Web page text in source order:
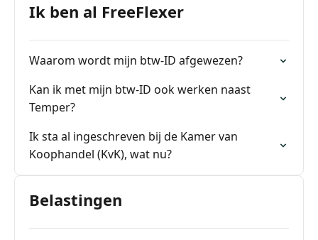
Ik ben al FreeFlexer
Waarom wordt mijn btw-ID afgewezen?
Kan ik met mijn btw-ID ook werken naast
Temper?
Ik sta al ingeschreven bij de Kamer van
Koophandel (KvK), wat nu?
Belastingen